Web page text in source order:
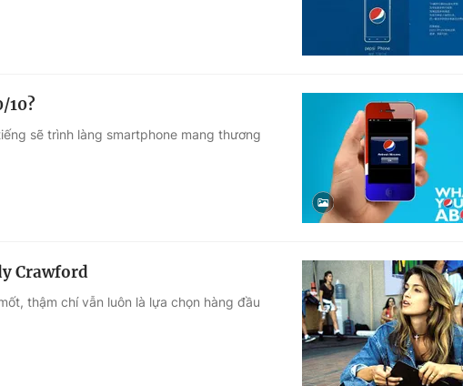
10?
sẽ trình làng smartphone mang thương
Crawford
thậm chí vẫn luôn là lựa chọn hàng đầu